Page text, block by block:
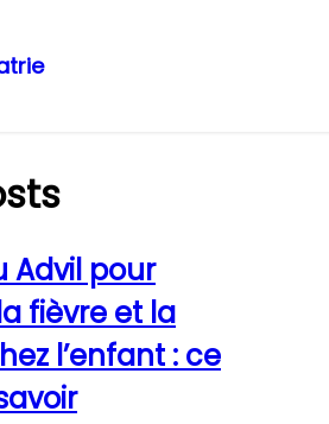
Advil pour
fièvre et la
l’enfant : ce